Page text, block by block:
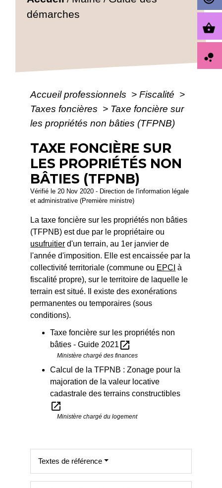
démarches
Accueil professionnels > Fiscalité >
Taxes foncières > Taxe foncière sur
les propriétés non bâties (TFPNB)
TAXE FONCIÈRE SUR
LES PROPRIÉTÉS NON
BÂTIES (TFPNB)
Vérifié le 20 Nov 2020 - Direction de l'information légale
et administrative (Première ministre)
La taxe foncière sur les propriétés non bâties
(TFPNB) est due par le propriétaire ou
usufruitier d'un terrain, au 1er janvier de
l'année d'imposition. Elle est encaissée par la
collectivité territoriale (commune ou EPCI à
fiscalité propre), sur le territoire de laquelle le
terrain est situé. Il existe des exonérations
permanentes ou temporaires (sous
conditions).
Taxe foncière sur les propriétés non
bâties - Guide 2021 open_in_new
Ministère chargé des finances
Calcul de la TFPNB : Zonage pour la
majoration de la valeur locative
cadastrale des terrains constructibles
open_in_new
Ministère chargé du logement
Textes de référence
shopping_basket
bubble_chart